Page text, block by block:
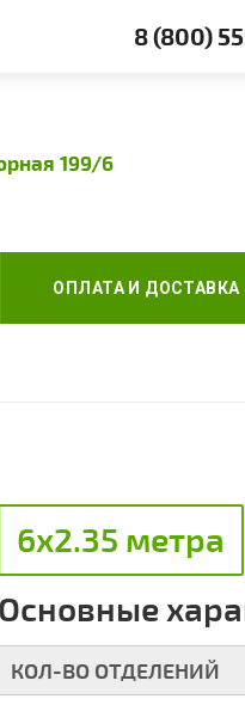
8 (800)
199/6
ОПЛАТА И ДОСТАВКА
6х2.35 метра
Основные
КОЛ-ВО ОТДЕЛЕНИЙ